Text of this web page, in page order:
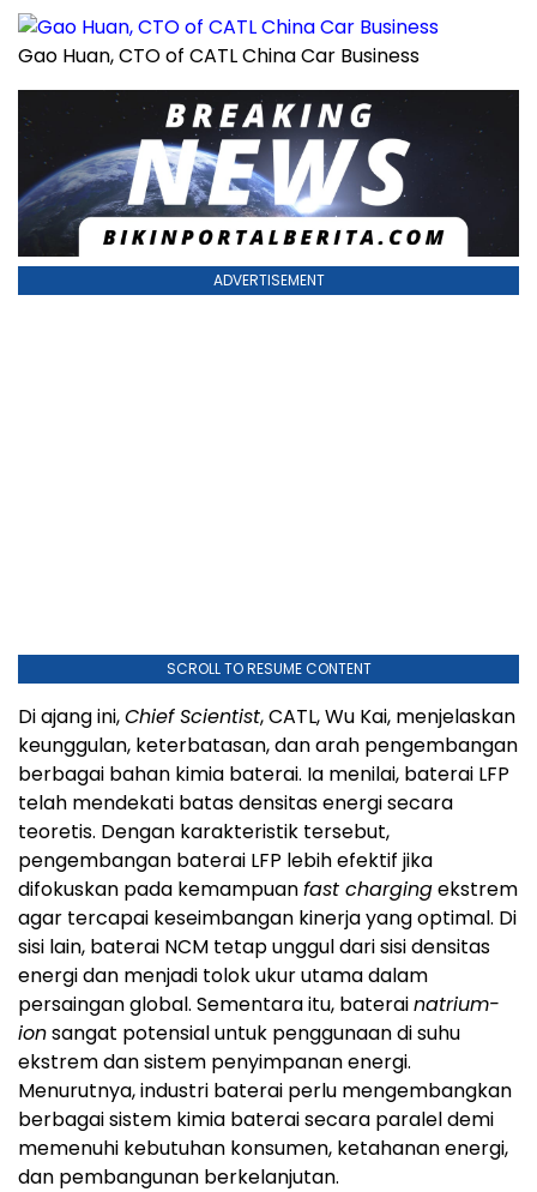
Gao Huan, CTO of CATL China Car Business
ADVERTISEMENT
SCROLL TO RESUME CONTENT
Di ajang ini,Chief Scientist, CATL, Wu Kai, menjelaskan
keunggulan, keterbatasan, dan arah pengembangan
berbagai bahan kimia baterai. Ia menilai, baterai LFP
telah mendekati batas densitas energi secara
teoretis. Dengan karakteristik tersebut,
pengembangan baterai LFP lebih efektif jika
difokuskan pada kemampuanfast chargingekstrem
agar tercapai keseimbangan kinerja yang optimal. Di
sisi lain, baterai NCM tetap unggul dari sisi densitas
energi dan menjadi tolok ukur utama dalam
persaingan global. Sementara itu, baterainatrium-
ionsangat potensial untuk penggunaan di suhu
ekstrem dan sistem penyimpanan energi.
Menurutnya, industri baterai perlu mengembangkan
berbagai sistem kimia baterai secara paralel demi
memenuhi kebutuhan konsumen, ketahanan energi,
dan pembangunan berkelanjutan.